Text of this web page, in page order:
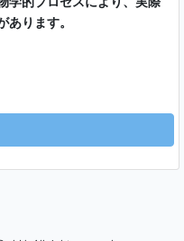
ります。